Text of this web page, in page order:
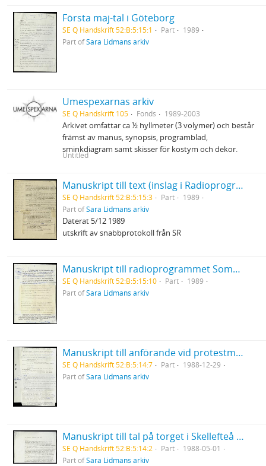
Första maj-tal i Göteborg
SE Q Handskrift 52:B:5:15:1 Part
1989
Part ofSara Lidmans arkiv
Umespexarnas arkiv
SE Q Handskrift 105 Fonds 1989-2003
Arkivet omfattar ca ½ hyllmeter (3 volymer) och består
främst av manus, synopsis, programblad,
sminkdiagram samt skisser för kostym och dekor.
Untitled
Manuskript till text (inslag i Radioprogrammet OBS?)
SE Q Handskrift 52:B:5:15:3 Part
1989
Part ofSara Lidmans arkiv
Daterat 5/12 1989
utskrift av snabbprotokoll från SR
Manuskript till radioprogrammet Sommar
SE Q Handskrift 52:B:5:15:10 Part
1989
Part ofSara Lidmans arkiv
Manuskript till anförande vid protestmöte om järnvägen i Arvidsjaur
SE Q Handskrift 52:B:5:14:7 Part
1988-12-29
Part ofSara Lidmans arkiv
Manuskript till tal på torget i Skellefteå för VPK
SE Q Handskrift 52:B:5:14:2 Part
1988-05-01
Part ofSara Lidmans arkiv